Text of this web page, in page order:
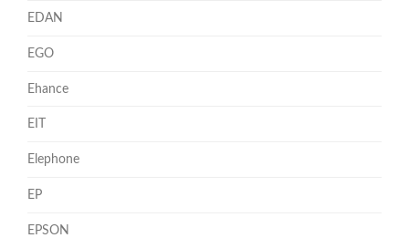
EDAN
EGO
Ehance
EIT
Elephone
EP
EPSON